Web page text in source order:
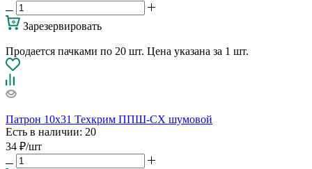
Зарезервировать
Продается пачками по 20 шт. Цена указана за 1 шт.
Патрон 10х31 Техкрим ППШ-СХ шумовой
Есть в наличии: 20
34 ₽/шт